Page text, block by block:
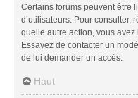
Certains forums peuvent être
d’utilisateurs. Pour consulter,
quelle autre action, vous
Essayez de contacter un
de lui demander un accès.
Haut